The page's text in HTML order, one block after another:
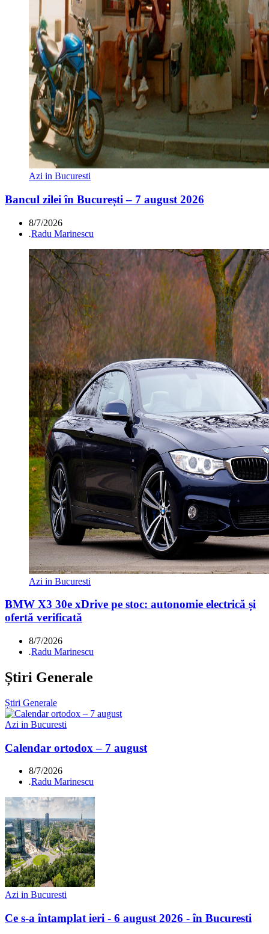
Azi in Bucuresti
Bancul zilei în București – 7 august 2026
8/7/2026
.Radu Marinescu
Azi in Bucuresti
BMW X3 30e xDrive pe stoc: autonomie electrică și
ofertă verificată
8/7/2026
.Radu Marinescu
Știri Generale
Știri Generale
Azi in Bucuresti
Calendar ortodox – 7 august
8/7/2026
.Radu Marinescu
Azi in Bucuresti
Ce s-a întamplat ieri - 6 august 2026 - în Bucuresti